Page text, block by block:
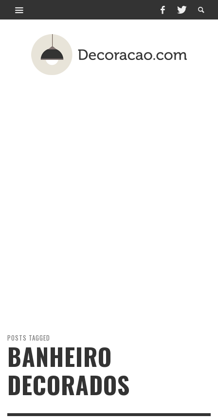
POSTS TAGGED
BANHEIRO
DECORADOS